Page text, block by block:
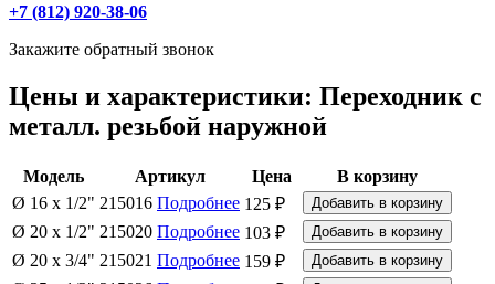
+7 (812) 920-38-06
Закажите обратный звонок
Цены и характеристики: Переходник с
металл. резьбой наружной
Модель Артикул Цена
В корзину
Ø 16 x 1/2" 215016 Подробнее 125 ₽
Ø 20 x 1/2" 215020 Подробнее 103 ₽
Ø 20 x 3/4" 215021 Подробнее 159 ₽